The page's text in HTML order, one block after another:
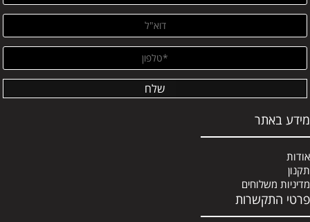
מידע באתר
אודות
תקנון
מדיניות משלוחים
פרטי התקשרות